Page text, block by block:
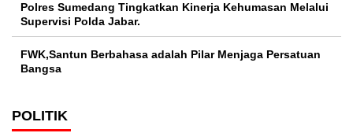
Polres Sumedang Tingkatkan Kinerja Kehumasan Melalui
Supervisi Polda Jabar.
FWK,Santun Berbahasa adalah Pilar Menjaga Persatuan
Bangsa
POLITIK